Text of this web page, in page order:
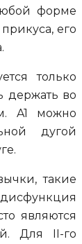
форме
его
только
держать во
A1 можно
дугой
такие
являются
Для II-го